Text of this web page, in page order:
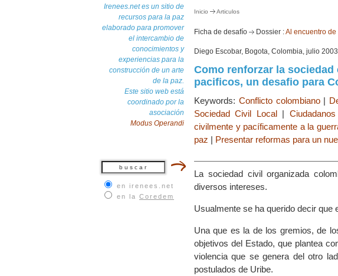
Irenees.net es un sitio de
recursos para la paz
elaborado para promover
el intercambio de
conocimientos y
experiencias para la
construcción de un arte
de la paz.
Este sitio web está
coordinado por la
asociación
Modus Operandi
en irenees.net
en la Coredem
Inicio Articulos
Ficha de desafío Dossier :Al encuentro
Diego Escobar, Bogota, Colombia, julio 2003
Como renforzar la
pacificos, un desafio para
Keywords: Conflicto colombiano|
Sociedad Civil Local|
civilmente y pacíficamente a la
paz | Presentar reformas para un
La sociedad civil organizada
diversos intereses.
Usualmente se ha querido decir que
Una que es la de los gremios, de
objetivos del Estado, que plantea
violencia que se genera del otro
postulados de Uribe.